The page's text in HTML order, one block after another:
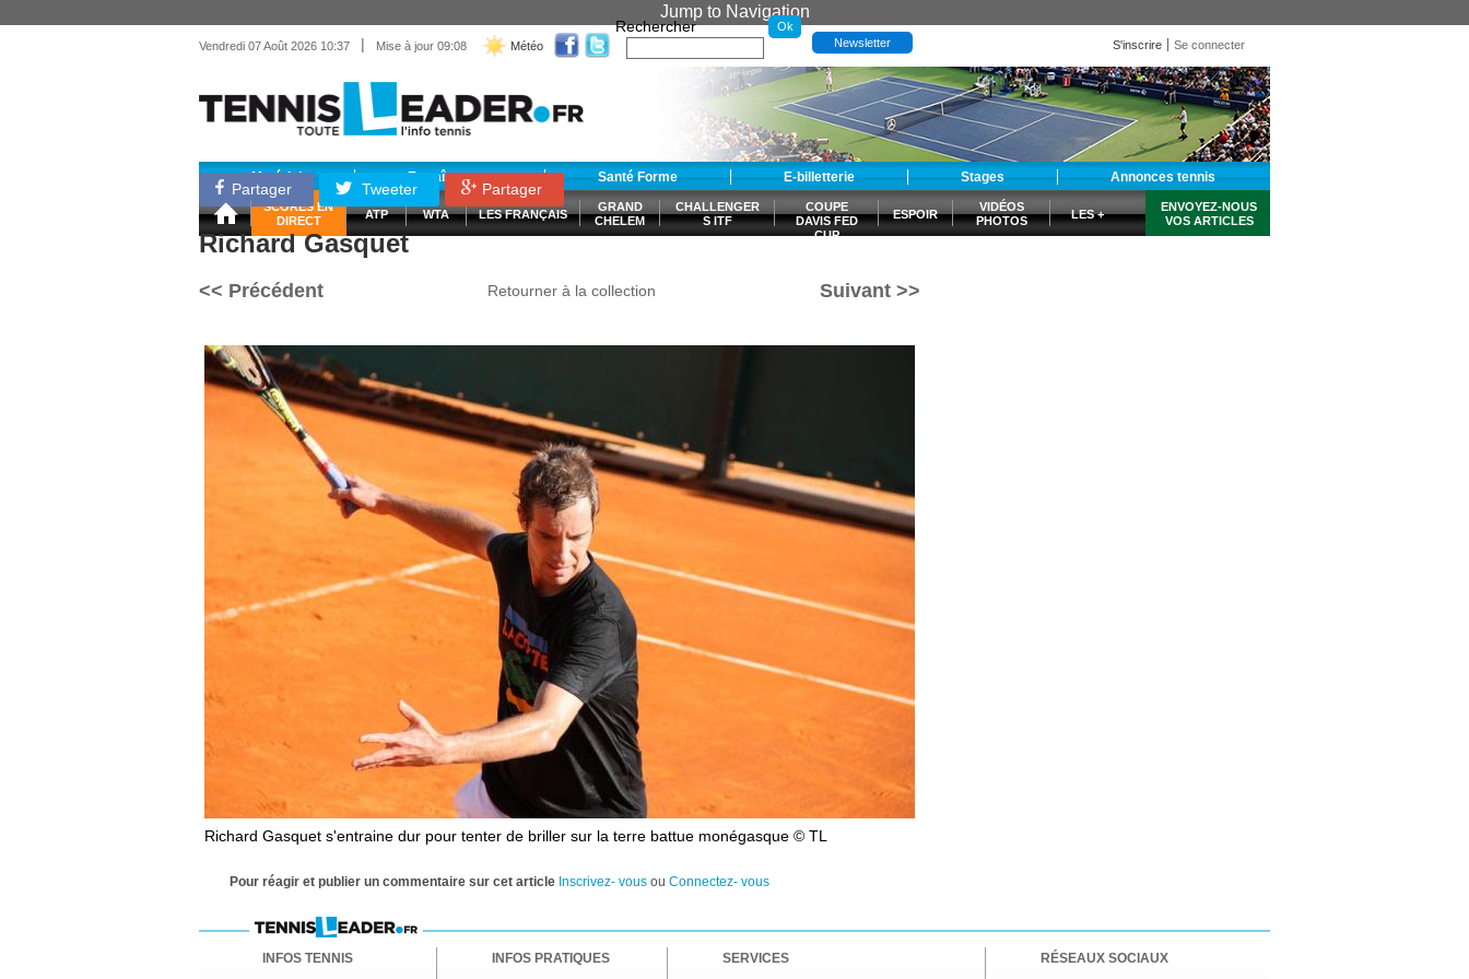
Jump to Navigation
Vendredi 07 Août 2026 10:37 | Mise à jour 09:08 Météo
Rechercher
Newsletter S'inscrire Se connecter
Matériel Entraînement Santé Forme E-billetterie Stages Annonces tennis
SCORES EN
DIRECT
ATP WTA LES FRANÇAIS
GRAND
CHELEM
CHALLENGER
S ITF
COUPE
DAVIS FED
CUP
ESPOIR
VIDÉOS
PHOTOS
LES +
ENVOYEZ-NOUS
VOS ARTICLES
Partager Tweeter Partager
Richard Gasquet
<< Précédent Retourner à la collection Suivant >>
Richard Gasquet s'entraine dur pour tenter de briller sur la terre battue monégasque © TL
Pour réagir et publier un commentaire sur cet article Inscrivez- vous ou Connectez- vous
INFOS TENNIS INFOS PRATIQUES SERVICES RÉSEAUX SOCIAUX